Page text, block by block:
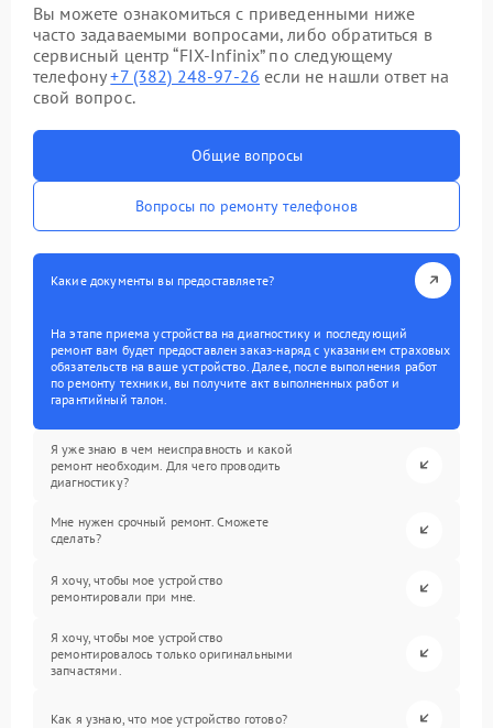
Вы можете ознакомиться с приведенными ниже
часто задаваемыми вопросами, либо обратиться в
сервисный центр “FIX-Infinix” по следующему
телефону+7 (382) 248-97-26 если не нашли ответ на
свой вопрос.
Общие вопросы
Вопросы по ремонту телефонов
Какие документы вы предоставляете?
На этапе приема устройства на диагностику и последующий
ремонт вам будет предоставлен заказ-наряд с указанием страховых
обязательств на ваше устройство. Далее, после выполнения работ
по ремонту техники, вы получите акт выполненных работ и
гарантийный талон.
Я уже знаю в чем неисправность и какой
ремонт необходим. Для чего проводить
диагностику?
Мне нужен срочный ремонт. Сможете
сделать?
Я хочу, чтобы мое устройство
ремонтировали при мне.
Я хочу, чтобы мое устройство
ремонтировалось только оригинальными
запчастями.
Как я узнаю, что мое устройство готово?